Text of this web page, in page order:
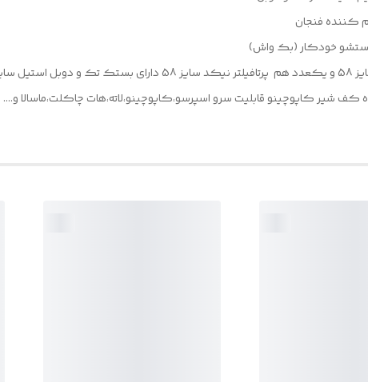
کننده فنجان
خودکار (بک واش)
سایز 58
کف شیر کاپوچینو قابلیت سرو اسپرسو،کاپوچینو،لاته،هات چاکلت،ماسالا و....